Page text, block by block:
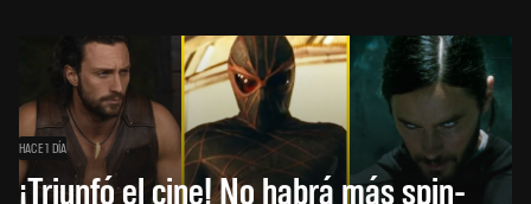
HACE 1 DÍA
¡Triunfó el cine! No habrá más spin-